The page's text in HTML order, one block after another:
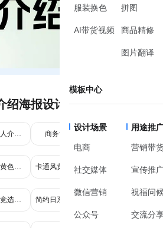
服装换色
AI带货视频
拼图
商品精修
图片翻译
模板中心
设计场景
电商
社交媒体
微信营销
公众号
用途推
营销带
宣传推
祝福问
交流分
绍海报设计模板推荐
时尚潮酷风行政办公新人个人介绍海报
拼贴风黄色通用类简介介绍黄色个人介绍手机全屏海报
可爱插画风橙色班委大队委竞选个人介绍学生素材全屏手机海报
商务简约通用风个人介绍海报
卡通风黄色通用类简介介绍开学季自我介绍手机全屏海报